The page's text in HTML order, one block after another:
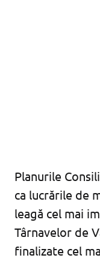
Planurile
ca lucrările de
leagă cel mai
Târnavelor de
finalizate cel